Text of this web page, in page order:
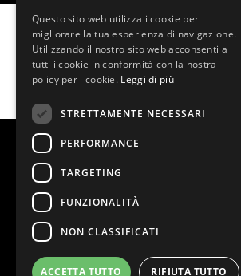
LA FEBBRE DEL
MUSICAL
Questo sito web utilizza i cookie per
migliorare la tua esperienza di navigazione.
Utilizzando il nostro sito web acconsenti a
tutti i cookie in conformità con la nostra
policy per i cookie. Leggi di più
STRETTAMENTE NECESSARI
PERFORMANCE
TARGETING
FUNZIONALITÀ
NON CLASSIFICATI
ACCETTA TUTTO RIFIUTA TUTTO